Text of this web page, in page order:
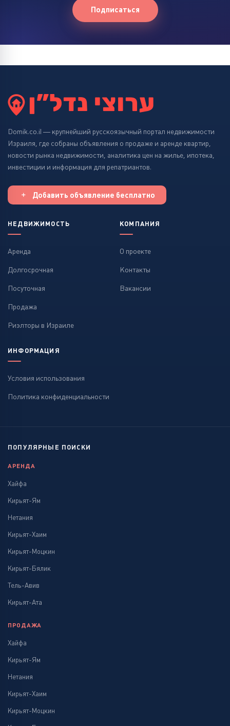
Подписаться
Domik.co.il — крупнейший русскоязычный портал недвижимости
Израиля, где собраны объявления о продаже и аренде квартир,
новости рынка недвижимости, аналитика цен на жилье, ипотека,
инвестиции и информация для репатриантов.
Добавить объявление бесплатно
НЕДВИЖИМОСТЬ
Аренда
Долгосрочная
Посуточная
Продажа
Риэлторы в Израиле
КОМПАНИЯ
О проекте
Контакты
Вакансии
ИНФОРМАЦИЯ
Условия использования
Политика конфиденциальности
ПОПУЛЯРНЫЕ ПОИСКИ
АРЕНДА
Хайфа
Кирьят-Ям
Нетания
Кирьят-Хаим
Кирьят-Моцкин
Кирьят-Бялик
Тель-Авив
Кирьят-Ата
ПРОДАЖА
Хайфа
Кирьят-Ям
Нетания
Кирьят-Хаим
Кирьят-Моцкин